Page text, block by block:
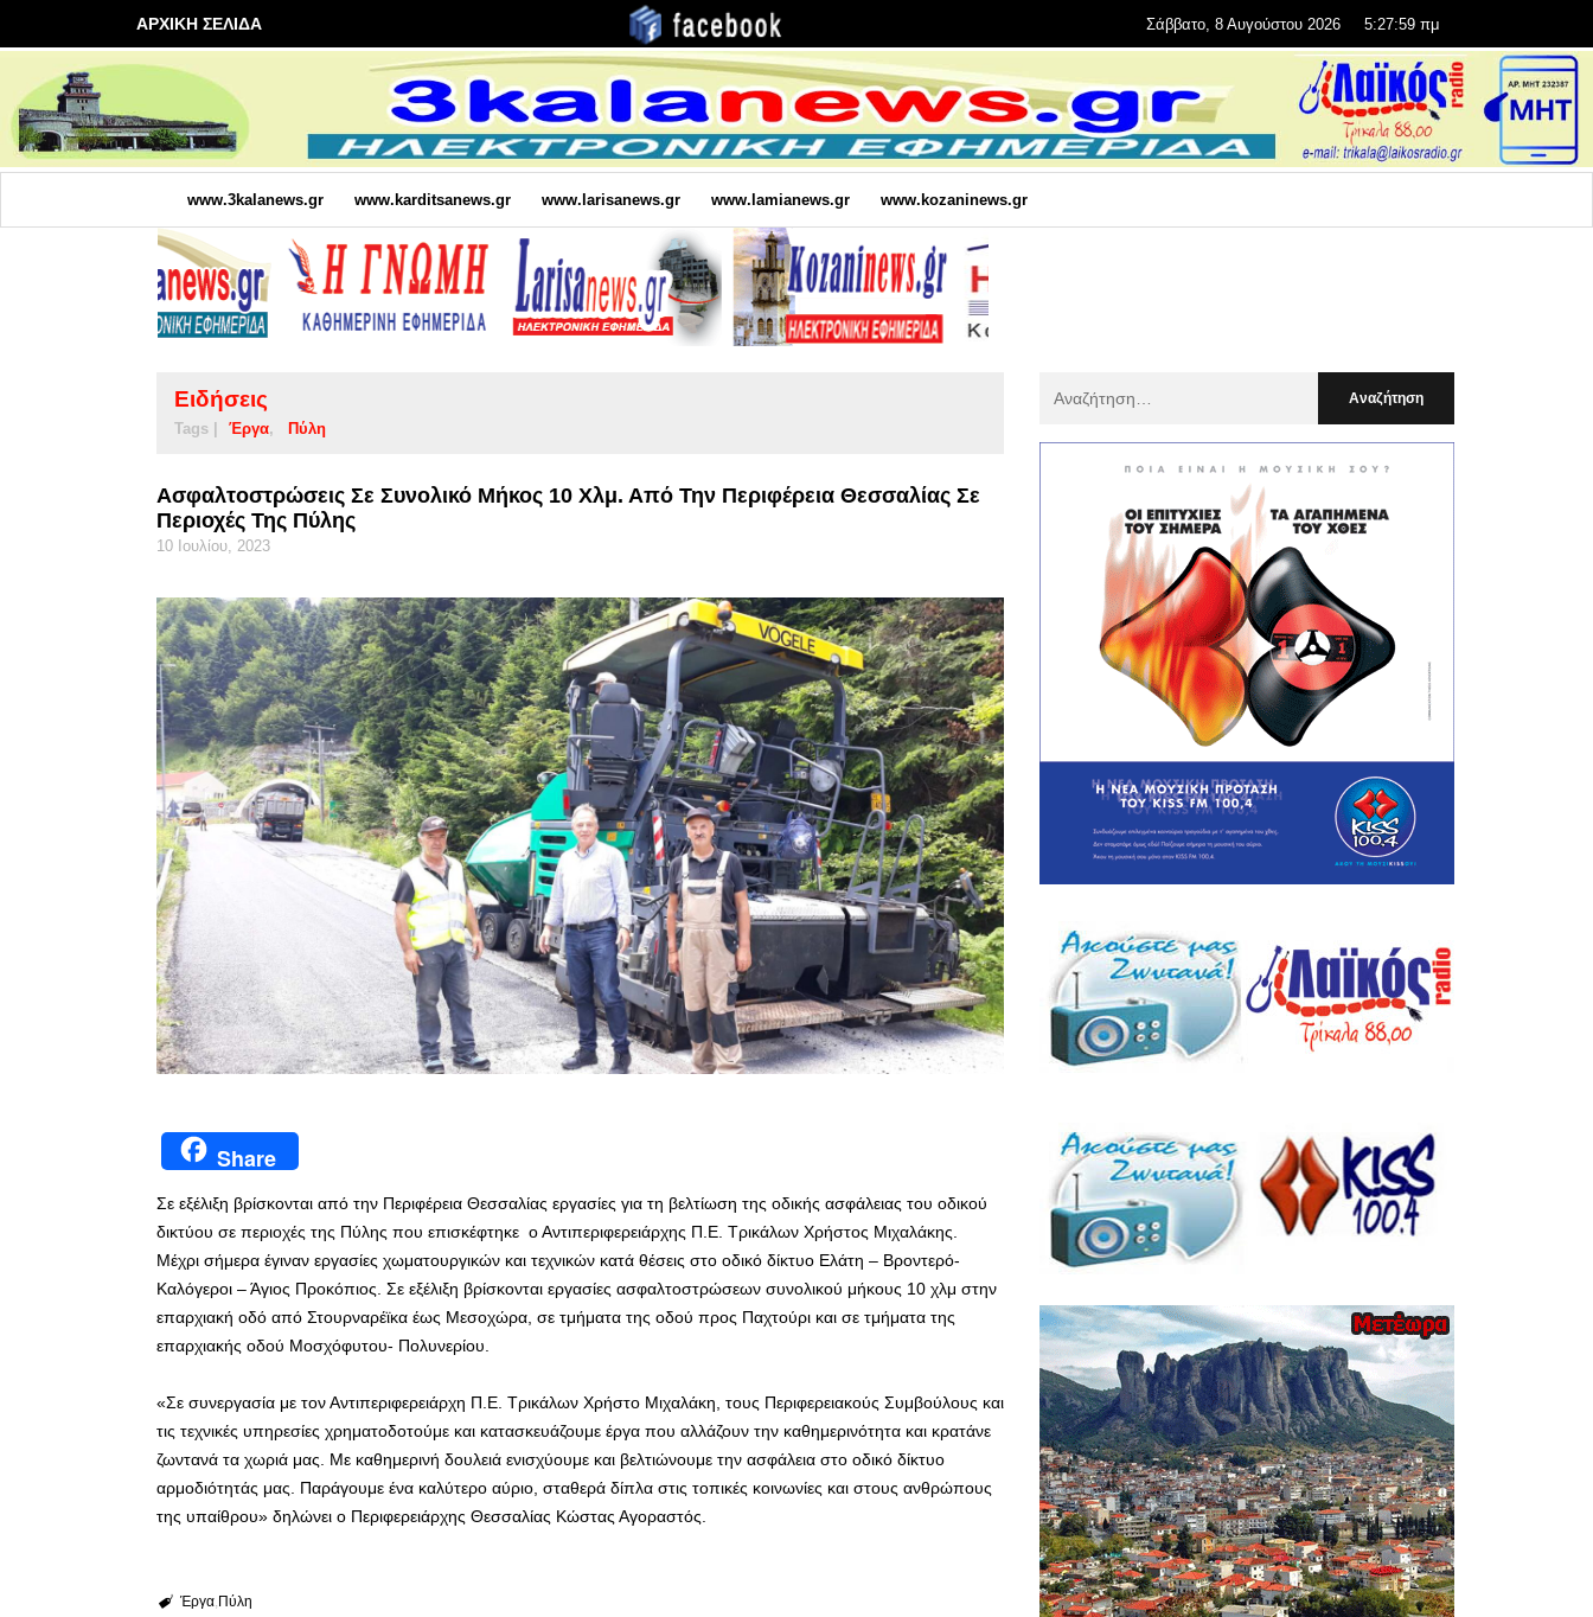
ΑΡΧΙΚΗ ΣΕΛΙΔΑ Σάββατο, 8 Αυγούστου 2026 5:28:00 πμ
www.3kalanews.gr www.karditsanews.gr www.larisanews.gr www.lamianews.gr www.kozaninews.gr
Ειδήσεις
Tags | Έργα Πύλη
Ασφαλτοστρώσεις Σε Συνολικό Μήκος 10 Χλμ. Από Την Περιφέρεια Θεσσαλίας Σε
Περιοχές Της Πύλης
10 Ιουλίου, 2023
Share
Σε εξέλιξη βρίσκονται από την Περιφέρεια Θεσσαλίας εργασίες για τη βελτίωση της οδικής ασφάλειας του οδικού
δικτύου σε περιοχές της Πύλης που επισκέφτηκε ο Αντιπεριφερειάρχης Π.Ε. Τρικάλων Χρήστος Μιχαλάκης.
Μέχρι σήμερα έγιναν εργασίες χωματουργικών και τεχνικών κατά θέσεις στο οδικό δίκτυο Ελάτη – Βροντερό-
Καλόγεροι – Άγιος Προκόπιος. Σε εξέλιξη βρίσκονται εργασίες ασφαλτοστρώσεων συνολικού μήκους 10 χλμ στην
επαρχιακή οδό από Στουρναρέϊκα έως Μεσοχώρα, σε τμήματα της οδού προς Παχτούρι και σε τμήματα της
επαρχιακής οδού Μοσχόφυτου- Πολυνερίου.
«Σε συνεργασία με τον Αντιπεριφερειάρχη Π.Ε. Τρικάλων Χρήστο Μιχαλάκη, τους Περιφερειακούς Συμβούλους και
τις τεχνικές υπηρεσίες χρηματοδοτούμε και κατασκευάζουμε έργα που αλλάζουν την καθημερινότητα και κρατάνε
ζωντανά τα χωριά μας. Με καθημερινή δουλειά ενισχύουμε και βελτιώνουμε την ασφάλεια στο οδικό δίκτυο
αρμοδιότητάς μας. Παράγουμε ένα καλύτερο αύριο, σταθερά δίπλα στις τοπικές κοινωνίες και στους ανθρώπους
της υπαίθρου» δηλώνει ο Περιφερειάρχης Θεσσαλίας Κώστας Αγοραστός.
Έργα Πύλη
: